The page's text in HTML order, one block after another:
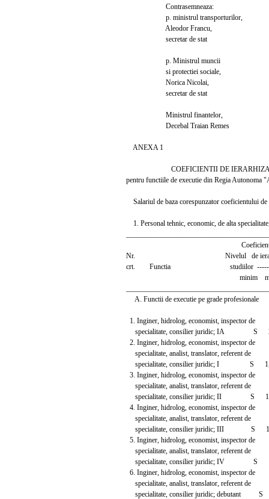
Contrasemneaza:
p. ministrul transporturilor,
Aleodor Francu,
secretar de stat
p. Ministrul muncii
si protectiei sociale,
Norica Nicolai,
secretar de stat
Ministrul finantelor,
Decebal Traian Remes
ANEXA 1
COEFICIENTII DE
pentru functiile de executie din Regia Autonoma
Salariul de baza corespunzator coeficientului
1. Personal tehnic, economic, de alta
Nr. Nivelul de
crt. Functia studiilor
minim
A. Functii de executie pe grade profesionale
1. Inginer, hidrolog, economist, inspector de
specialitate, consilier juridic; IA S
2. Inginer, hidrolog, economist, inspector de
specialitate, analist, translator, referent de
specialitate, consilier juridic; I S
3. Inginer, hidrolog, economist, inspector de
specialitate, analist, translator, referent de
specialitate, consilier juridic; II S
4. Inginer, hidrolog, economist, inspector de
specialitate, analist, translator, referent de
specialitate, consilier juridic; III S
5. Inginer, hidrolog, economist, inspector de
specialitate, analist, translator, referent de
specialitate, consilier juridic; IV S
6. Inginer, hidrolog, economist, inspector de
specialitate, analist, translator, referent de
specialitate, consilier juridic; debutant